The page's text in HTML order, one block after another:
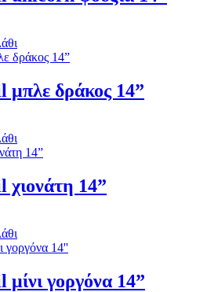
δράκος 14”
14”
γοργόνα 14”